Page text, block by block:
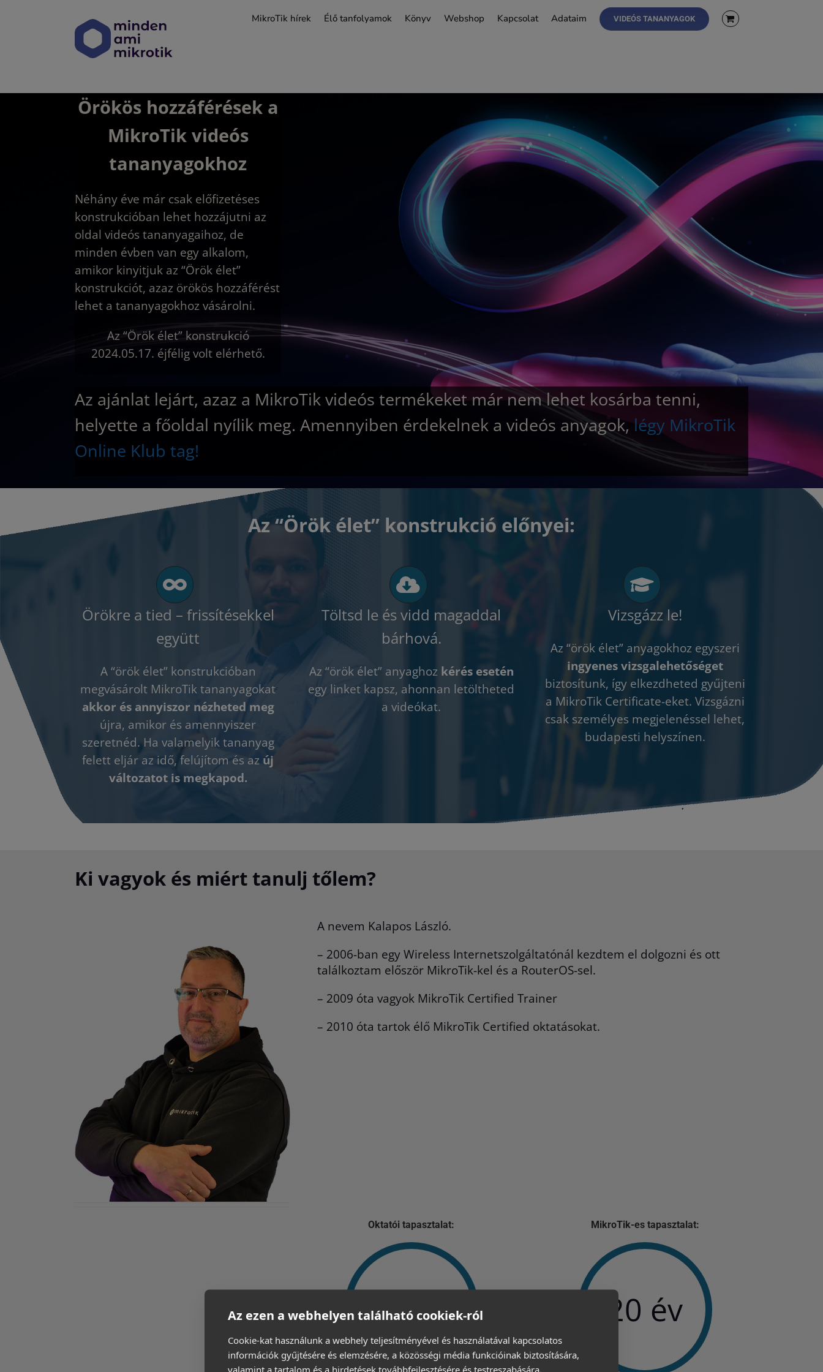
MikroTik hírek Élő tanfolyamok Könyv Webshop Kapcsolat Adataim VIDEÓS TANANYAGOK
Örökös hozzáférések a
MikroTik videós
tananyagokhoz
Néhány éve már csak előfizetéses
konstrukcióban lehet hozzájutni az
oldal videós tananyagaihoz, de
minden évben van egy alkalom,
amikor kinyitjuk az “Örök élet”
konstrukciót, azaz örökös hozzáférést
lehet a tananyagokhoz vásárolni.
Az “Örök élet” konstrukció
2024.05.17. éjfélig volt elérhető.
Az ajánlat lejárt, azaz a MikroTik videós termékeket már nem lehet kosárba tenni,
helyette a főoldal nyílik meg. Amennyiben érdekelnek a videós anyagok, légy MikroTik
Online Klub tag!
Az“Örök élet” konstrukció előnyei:
Örökre a tied – frissítésekkel
együtt
A “örök élet” konstrukcióban
megvásárolt MikroTik tananyagokat
akkor és annyiszor nézheted meg
újra, amikor és amennyiszer
szeretnéd. Ha valamelyik tananyag
felett eljár az idő, felújítom és az új
változatot is megkapod.
Töltsd le és vidd magaddal
bárhová.
Az “örök élet” anyaghoz kérés esetén
egy linket kapsz, ahonnan letöltheted
a videókat.
Vizsgázz le!
Az “örök élet” anyagokhoz egyszeri
ingyenes vizsgalehetőséget
biztosítunk, így elkezdheted gyűjteni
a MikroTik Certificate-eket. Vizsgázni
csak személyes megjelenéssel lehet,
budapesti helyszínen.
Ki vagyok és miért tanulj tőlem?
A nevem Kalapos László.
– 2006-ban egy Wireless Internetszolgáltatónál kezdtem el dolgozni és ott
találkoztam először MikroTik-kel és a RouterOS-sel.
– 2009 óta vagyok MikroTik Certified Trainer
– 2010 óta tartok élő MikroTik Certified oktatásokat.
Oktatói tapasztalat:
16 év
MikroTik-es tapasztalat:
20 év
Az ezen a webhelyen található cookiek-ról
Cookie-kat használunk a webhely teljesítményével és használatával kapcsolatos
információk gyűjtésére és elemzésére, a közösségi média funkcióinak biztosítására,
valamint a tartalom és a hirdetések továbbfejlesztésére és testreszabására.